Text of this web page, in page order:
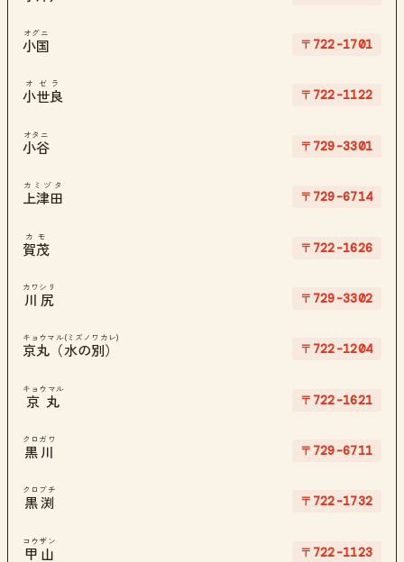
小国
オグニ
〒722-1701
小世良
オゼラ
〒722-1122
小谷
オタニ
〒729-3301
上津田
カミヅタ
〒729-6714
賀茂
カモ
〒722-1626
川尻
カワシリ
〒729-3302
京丸（水の別）
キョウマル(ミズノワカレ)
〒722-1204
京丸
キョウマル
〒722-1621
黒川
クロガワ
〒729-6711
黒渕
クロブチ
〒722-1732
甲山
コウザン
〒722-1123